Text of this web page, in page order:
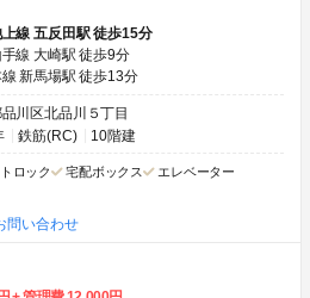
線 五反田駅 徒歩15分
手線 大崎駅 徒歩9分
新馬場駅 徒歩13分
川区北品川５丁目
鉄筋(RC) 10階建
ロック 宅配ボックス エレベーター
問い合わせ